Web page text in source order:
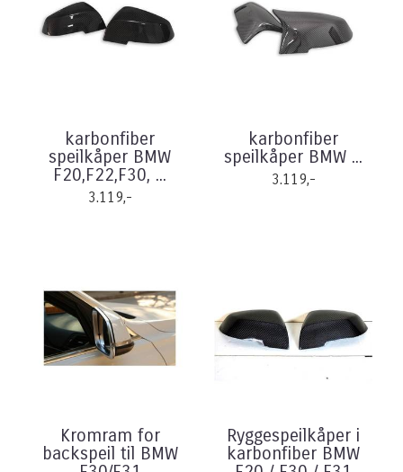
karbonfiber
speilkåper BMW
F20,F22,F30, ...
3.119,-
karbonfiber
speilkåper BMW ...
3.119,-
Kromram for
backspeil til BMW
Ryggespeilkåper i
karbonfiber BMW